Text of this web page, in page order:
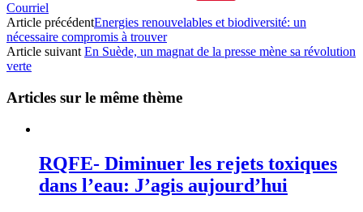
Courriel
Article précédentEnergies renouvelables et biodiversité: un
nécessaire compromis à trouver
Article suivant En Suède, un magnat de la presse mène sa révolution
verte
Articles sur le même thème
RQFE- Diminuer les rejets toxiques
dans l’eau: J’agis aujourd’hui